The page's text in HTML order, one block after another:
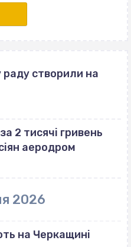
раду створили на
2 тисячі гривень
аеродром
2026
на Черкащині